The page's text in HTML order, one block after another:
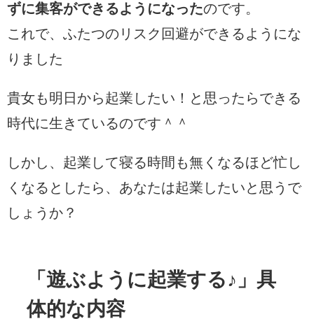
ずに集客ができるようになったのです。
これで、ふたつのリスク回避ができるようにな
りました
貴女も明日から起業したい！と思ったらできる
時代に生きているのです＾＾
しかし、起業して寝る時間も無くなるほど忙し
くなるとしたら、あなたは起業したいと思うで
しょうか？
「遊ぶように起業する♪」具
体的な内容